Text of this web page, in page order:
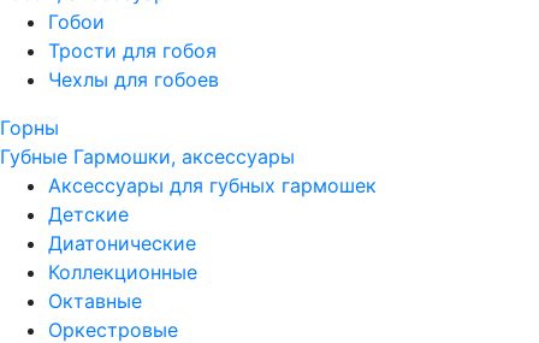
Гобои
Трости для гобоя
Чехлы для гобоев
Горны
Губные Гармошки, аксессуары
Аксессуары для губных гармошек
Детские
Диатонические
Коллекционные
Октавные
Оркестровые